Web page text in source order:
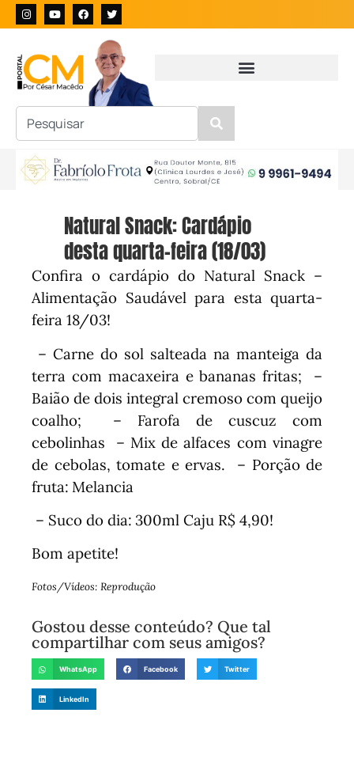
Natural Snack: Cardápio
desta quarta-feira (18/03)
Confira o cardápio do Natural Snack –
Alimentação Saudável para esta quarta-
feira 18/03!
– Carne do sol salteada na manteiga da
terra com macaxeira e bananas fritas;
–
Baião de dois integral cremoso com queijo
coalho; – Farofa de cuscuz com
cebolinhas
– Mix de alfaces com vinagre
de cebolas, tomate e ervas. – Porção de
fruta: Melancia
– Suco do dia: 300ml Caju R$ 4,90!
Bom apetite!
Fotos/Vídeos: Reprodução
Gostou desse conteúdo? Que tal
compartilhar com seus amigos?
WhatsApp Facebook Twitter
LinkedIn